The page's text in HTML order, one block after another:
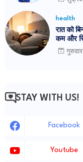
health
रात को
कम और
STAY WITH US!
Facebook
Youtube